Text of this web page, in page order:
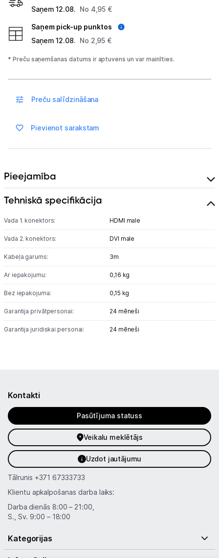
Sadzīves tehnika
Sports un atpūta
Ražotāju atjaunota tehnika
Blogs
Piegāde un apmaksa
Tehnikas izvešana
Tet pakalpojumi
Informācija
Saņem 12.08. No 4,95 €
Saņem pick-up punktos
Saņem 12.08. No 2,95 €
* Preču saņemšanas datums ir aptuvens un var mainīties.
Preču salīdzināšana
Pievienot sarakstam
Pieejamība
Tehniskā specifikācija
Vada 1. konektors: HDMI male
Vada 2. konektors: DVI male
Kabeļa garums: 3m
Ar iepakojumu: 0,16 kg
Bez iepakojuma: 0,15 kg
Garantija privātpersonai: 24 mēneši
Garantija juridiskai personai: 24 mēneši
Kontakti
Pasūtījuma statuss
Veikalu meklētājs
Uzdot jautājumu
Tālrunis +371 67333733
Klientu apkalpošanas darba laiks:
Darba dienās 8:00 – 21:00,
S., Sv. 9:00 – 18:00
Kategorijas